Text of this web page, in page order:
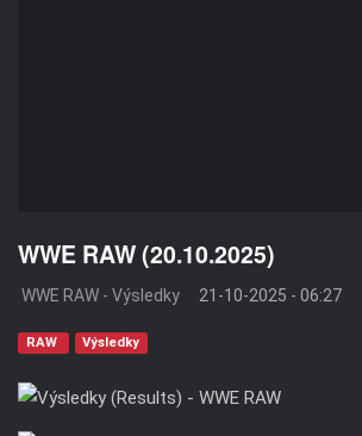
WWE RAW (20.10.2025)
WWE RAW - Výsledky 21-10-2025 - 06:27
RAW Výsledky